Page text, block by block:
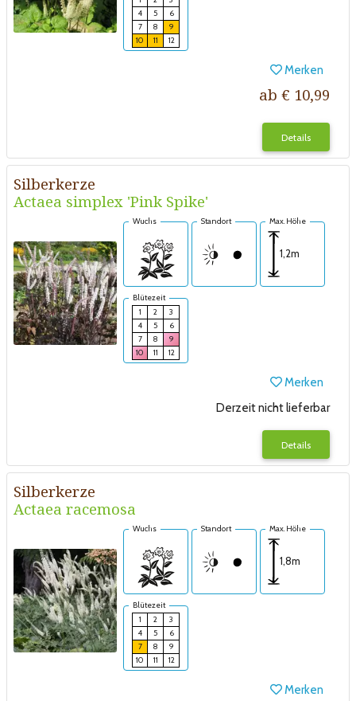
4
5
6
7
8
9
10
11 12
Merken
ab € 10,99
Details
Silberkerze
Actaea simplex 'Pink Spike'
Wuchs Standort Max. Höhe
1,2m
Blütezeit
1
2
3
4
5
6
7
8
9
10
11 12
Merken
Derzeit nicht lieferbar
Details
Silberkerze
Actaea racemosa
Wuchs Standort Max. Höhe
1,8m
Blütezeit
1
2
3
4
5
6
7
8
9
10
11 12
Merken